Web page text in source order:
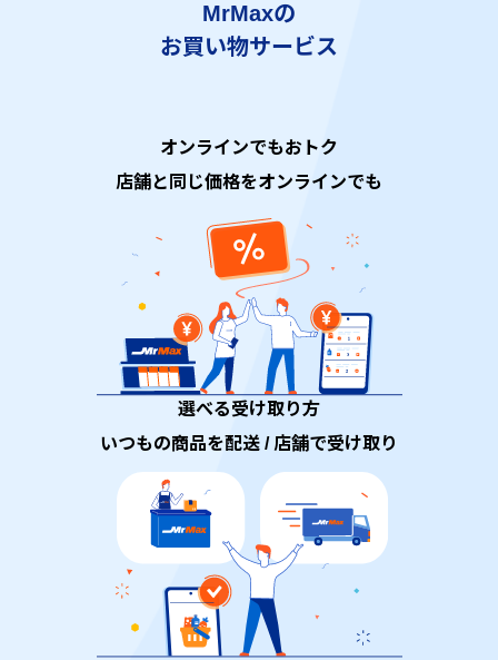
MrMaxの
お買い物サービス
オンラインでもおトク
店舗と同じ価格をオンラインでも
選べる受け取り方
いつもの商品を配送 / 店舗で受け取り